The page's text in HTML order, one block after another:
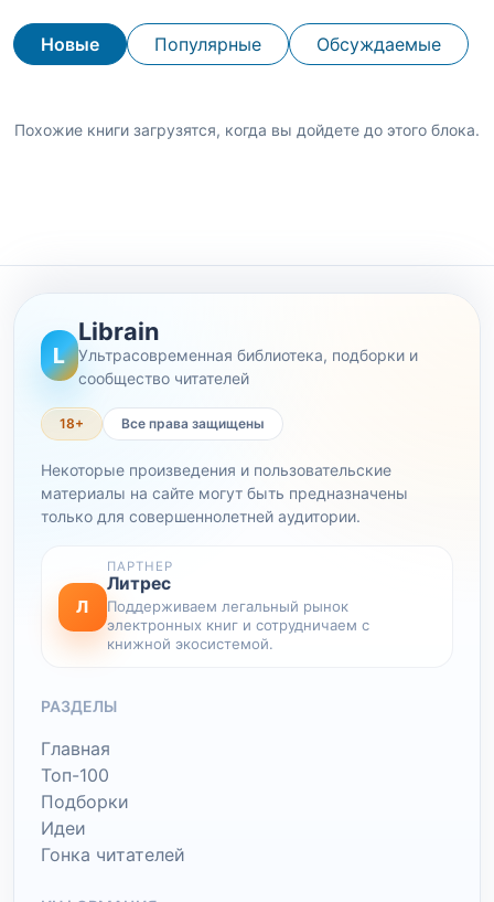
Новые Популярные Обсуждаемые
Похожие книги загрузятся, когда вы дойдете до этого блока.
L
Librain
Ультрасовременная библиотека, подборки и
сообщество читателей
18+ Все права защищены
Некоторые произведения и пользовательские
материалы на сайте могут быть предназначены
только для совершеннолетней аудитории.
Л
ПАРТНЕР
Литрес
Поддерживаем легальный рынок
электронных книг и сотрудничаем с
книжной экосистемой.
РАЗДЕЛЫ
Главная
Топ-100
Подборки
Идеи
Гонка читателей